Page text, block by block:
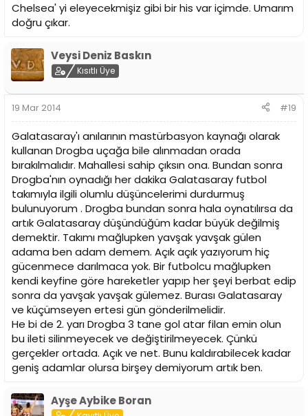
Chelsea' yi eleyecekmişiz gibi bir his var içimde. Umarım
doğru çıkar.
Veysi Deniz Baskın
Kısıtlı Üye
19 Mar 2014 #19
Galatasaray'ı anılarının mastürbasyon kaynağı olarak
kullanan Drogba uçağa bile alınmadan orada
bırakılmalıdır. Mahallesi sahip çıksın ona. Bundan sonra
Drogba'nın oynadığı her dakika Galatasaray futbol
takımıyla ilgili olumlu düşüncelerimi durdurmuş
bulunuyorum . Drogba bundan sonra hala oynatılırsa da
artık Galatasaray düşündüğüm kadar büyük değilmiş
demektir. Takımı mağlupken yavşak yavşak gülen
adama ben adam demem. Açık açık yazıyorum hiç
gücenmece darılmaca yok. Bir futbolcu mağlupken
kendi keyfine göre hareketler yapıp her şeyi berbat edip
sonra da yavşak yavşak gülemez. Burası Galatasaray
ve küçümseyen ertesi gün gönderilmelidir.
He bi de 2. yarı Drogba 3 tane gol atar filan emin olun
bu ileti silinmeyecek ve değiştirilmeyecek. Çünkü
gerçekler ortada. Açık ve net. Bunu kaldırabilecek kadar
geniş adamlar olursa birşey demiyorum artık ben.
Ayşe Aybike Boran